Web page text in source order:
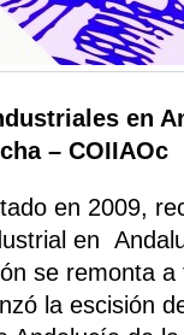
en
– COIIAOc
en 2009,
en
se remonta
la escisión